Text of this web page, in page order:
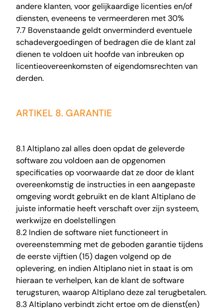
andere klanten, voor gelijkaardige licenties en/of
diensten, eveneens te vermeerderen met 30%
7.7 Bovenstaande geldt onverminderd eventuele
schadevergoedingen of bedragen die de klant zal
dienen te voldoen uit hoofde van inbreuken op
licentieovereenkomsten of eigendomsrechten van
derden.
ARTIKEL 8. GARANTIE
8.1 Altiplano zal alles doen opdat de geleverde
software zou voldoen aan de opgenomen
specificaties op voorwaarde dat ze door de klant
overeenkomstig de instructies in een aangepaste
omgeving wordt gebruikt en de klant Altiplano de
juiste informatie heeft verschaft over zijn systeem,
werkwijze en doelstellingen
8.2 Indien de software niet functioneert in
overeenstemming met de geboden garantie tijdens
de eerste vijftien (15) dagen volgend op de
oplevering, en indien Altiplano niet in staat is om
hieraan te verhelpen, kan de klant de software
terugsturen, waarop Altiplano deze zal terugbetalen.
8.3 Altiplano verbindt zicht ertoe om de dienst(en)